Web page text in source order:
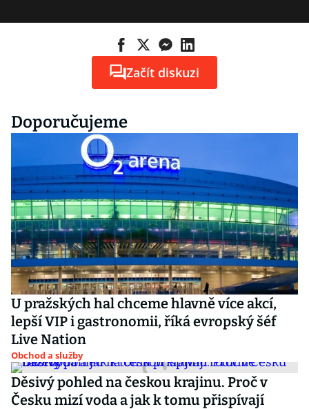
Začít diskuzi
Doporučujeme
U pražských hal chceme hlavně více akcí,
lepší VIP i gastronomii, říká evropský šéf
Live Nation
Obchod a služby
Děsivý pohled na českou krajinu. Proč v
Česku mizí voda a jak k tomu přispívají